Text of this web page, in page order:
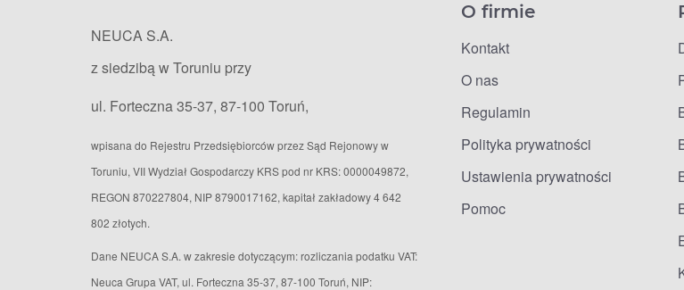
NEUCA S.A.
z siedzibą w Toruniu przy
ul. Forteczna 35-37, 87-100 Toruń,
wpisana do Rejestru Przedsiębiorców przez Sąd Rejonowy w
Toruniu, VII Wydział Gospodarczy KRS pod nr KRS: 0000049872,
REGON 870227804, NIP 8790017162, kapitał zakładowy 4 642
802 złotych.
Dane NEUCA S.A. w zakresie dotyczącym: rozliczania podatku VAT:
Neuca Grupa VAT, ul. Forteczna 35-37, 87-100 Toruń, NIP:
O firmie
Kontakt
O nas
Regulamin
Polityka prywatności
Ustawienia prywatności
Pomoc